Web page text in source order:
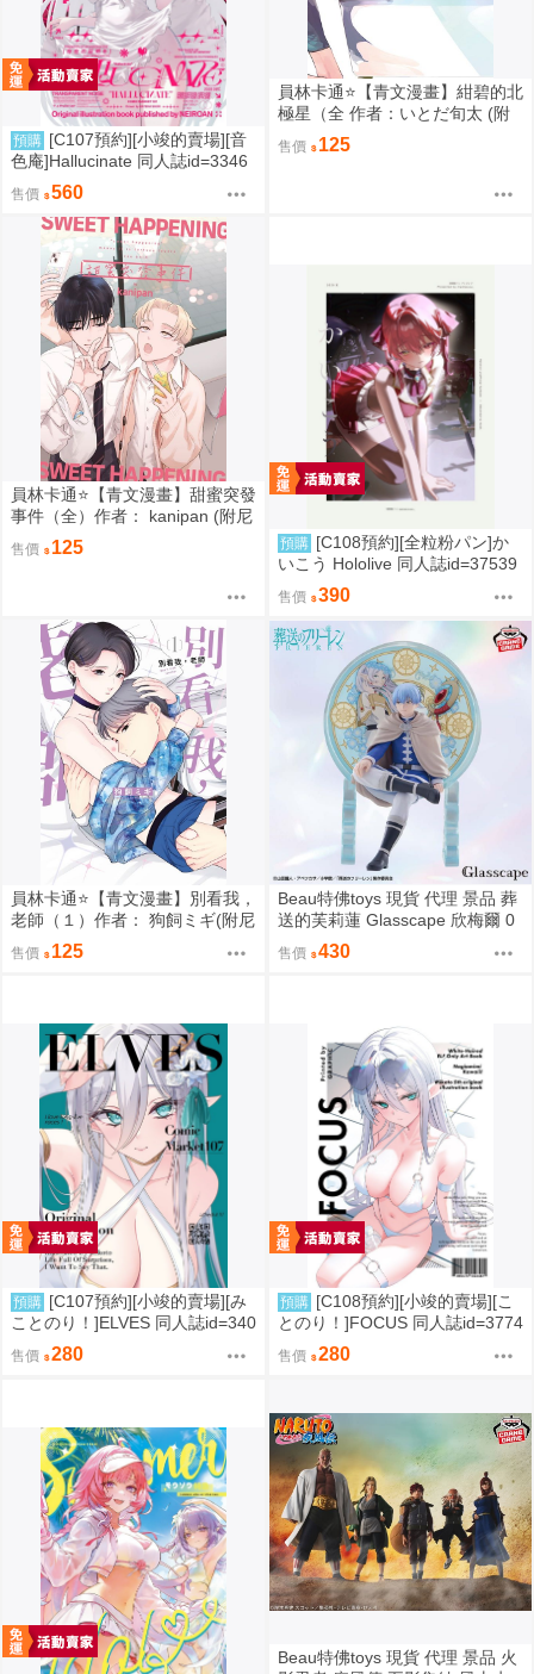
預購 [C107預約][小竣的賣場][音
色庵]Hallucinate 同人誌id=3346
售價 560
員林卡通⭐️【青文漫畫】紺碧的北
極星（全 作者：いとだ旬太 (附
尼采書套)
售價 125
員林卡通⭐️【青文漫畫】甜蜜突發
事件（全）作者： kanipan (附尼
采書套)
售價 125 預購 [C108預約][全粒粉パン]か
いこう Hololive 同人誌id=37539
89
售價 390
員林卡通⭐️【青文漫畫】別看我，
老師（１）作者： 狗飼ミギ(附尼
采書套)
售價 125
Beau特佛toys 現貨 代理 景品 葬
送的芙莉蓮 Glasscape 欣梅爾 0
售價 430
預購 [C107預約][小竣的賣場][み
ことのり！]ELVES 同人誌id=340
9788
售價 280
預購 [C108預約][小竣的賣場][こ
とのり！]FOCUS 同人誌id=3774
475
售價 280
Beau特佛toys 現貨 代理 景品 火